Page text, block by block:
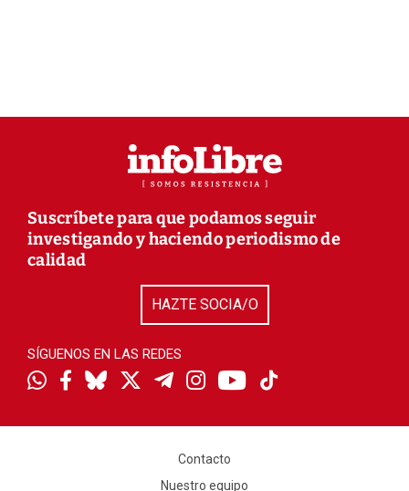
Suscríbete para que podamos seguir
investigando y haciendo periodismo de
calidad
HAZTE SOCIA/O
SÍGUENOS EN LAS REDES
Contacto
Nuestro equipo